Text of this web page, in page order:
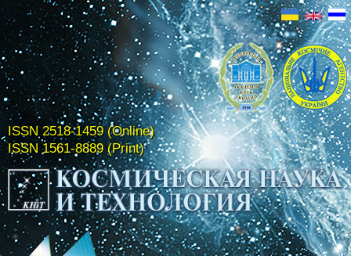
ISSN 2518-1459 (Online)
ISSN 1561-8889 (Print)